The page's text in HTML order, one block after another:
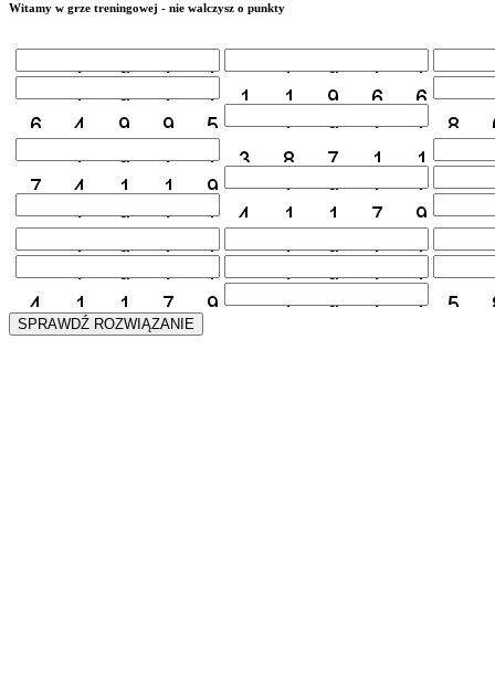
Witamy w grze treningowej - nie walczysz o punkty